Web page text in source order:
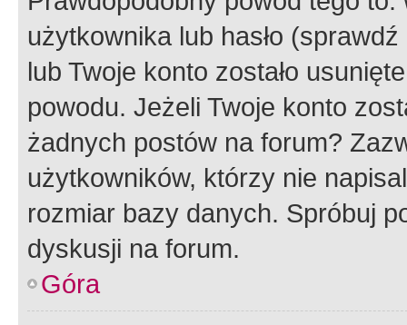
użytkownika lub hasło
lub Twoje konto zostało
powodu. Jeżeli Twoje konto
żadnych postów na forum?
użytkowników, którzy nie
rozmiar bazy danych. Spróbuj
dyskusji na forum.
Góra